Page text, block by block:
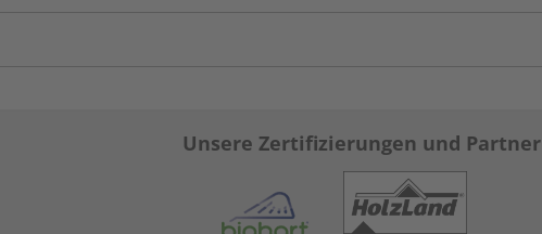
Unsere Zertifizierungen und Partner